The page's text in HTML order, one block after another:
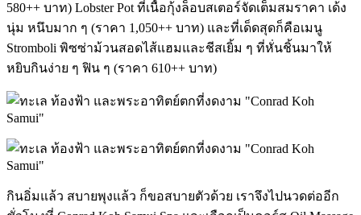
580++ บาท) Lobster Pot ที่เนื้อกุ้งล็อบสเตอร์จัดเต็มสมราคา เด้ง
นุ่ม หนึบมาก ๆ (ราคา 1,050++ บาท) และที่เด็ดสุดก็คือเมนู
Stromboli พิซซ่าม้วนสอดไส้แฮมและชีสเยิ้ม ๆ ที่หั่นชิ้นมาให้
หยิบกินง่าย ๆ ฟิน ๆ (ราคา 610++ บาท)
กินอิ่มแล้ว สบายพุงแล้ว ก็ขอสบายตัวด้วย เราจึงไปนวดต่ออีก